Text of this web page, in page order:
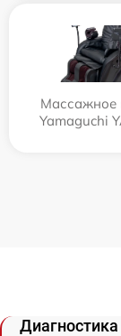
Массажное
Yamaguchi